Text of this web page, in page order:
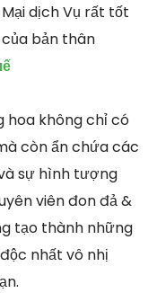
dịch Vụ rất tốt
bản thân
hoa không chỉ có
còn ẩn chứa các
sự hình tượng
viên đon đả &
tạo thành những
nhất vô nhị